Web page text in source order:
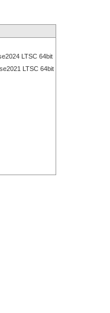
LTSC 64bit
LTSC 64bit